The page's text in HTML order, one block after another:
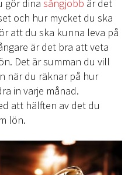
gör dinasångjobb är det
och hur mycket du ska
att du ska kunna leva på
är det bra att veta
Det är summan du vill
när du räknar på hur
in varje månad.
att hälften av det du
lön.